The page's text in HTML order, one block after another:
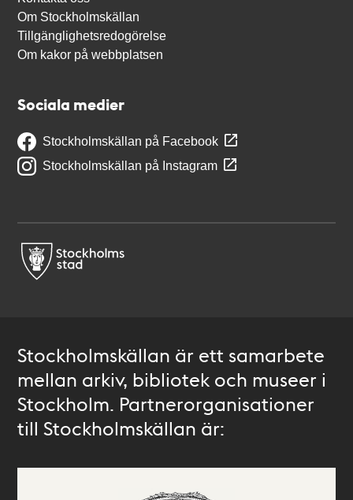
Om Stockholmskällan
Tillgänglighetsredogörelse
Om kakor på webbplatsen
Sociala medier
Stockholmskällan på Facebook
Stockholmskällan på Instagram
Stockholmskällan är ett samarbete
mellan arkiv, bibliotek och museer i
Stockholm. Partnerorganisationer
till Stockholmskällan är: